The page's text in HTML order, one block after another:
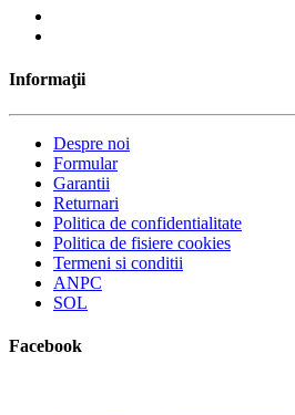
Informaţii
Despre noi
Formular
Garantii
Returnari
Politica de confidentialitate
Politica de fisiere cookies
Termeni si conditii
ANPC
SOL
Facebook